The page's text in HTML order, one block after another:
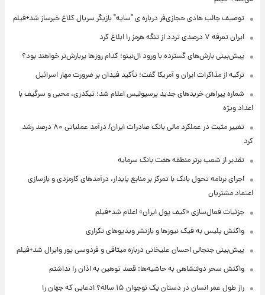
توصیف جالب هادی حجازی‌فر درباره ی "سایه" بازیگر سریال کلاغ خبرساز شد+فیلم
ایران تعرفه ۷ درصدی تردد از تنگه هرمز را ابلاغ کرد
پیش‌بینی بارش‌های گسترده با ورود ال‌نینو؛ کدام روزها پربارش‌تر خواهند بود؟
ترکیه از مذاکرات ایران و آمریکا گفت؛ تأکید فیدان بر ضرورت مهار اسرائیل
شماره پیراهن خریدهای جدید پرسپولیس اعلام شد؛ تیکدری، محبی و سرگیف با
اعداد ویژه
تغییر مثبت در عملکرد مالی بانک صادرات ایران/ درآمد عملیاتی ۸۰ درصد رشد
کرد
تقدیر از شعب برتر منطقه هفت بانک سرمایه
اجرای برنامه تحول بانک با تمرکز بر منابع پایدار، درآمدهای کارمزدی و بازسازی
اعتماد مشتریان
جزئیات فعال‌سازی «کیف پول ایران» اعلام شد+فیلم
واکنش پلیس به فیک نیوزها و بازنشر ویدیوهای تکراری
پیش‌بینی جنجالی احسان علیخانی درباره میثاقی و فردوسی پور وایرال شد+فیلم
واکنش سحر دولتشاهی به حاشیه‌ها: قصد توهین به اذان را نداشتم
راز طول عمر انسان در دستان یک نوجوان ۱۵ ساله؟ ادعایی که جهان را